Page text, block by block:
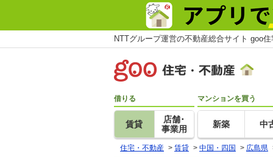
NTTグループ運営の不動産総合サイト goo
借りる
賃貸
店舗･
事業用
マンションを買う
新築 中
住宅・不動産 > 賃貸 > 中国・四国 > 広島県